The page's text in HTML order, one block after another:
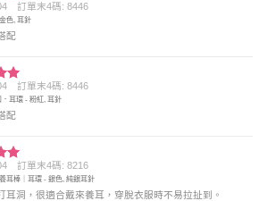
訂單末4碼: 8446
色, 耳針
配
訂單末4碼: 8446
耳環 - 粉紅, 耳針
配
訂單末4碼: 8216
耳棒｜耳環 - 銀色, 純銀耳針
耳洞，很適合戴來養耳，穿脫衣服時不易拉扯到。